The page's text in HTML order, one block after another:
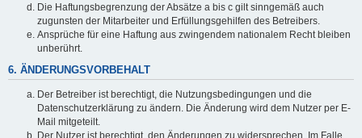
Die Haftungsbegrenzung der Absätze a bis c gilt sinngemäß auch
zugunsten der Mitarbeiter und Erfüllungsgehilfen des Betreibers.
Ansprüche für eine Haftung aus zwingendem nationalem Recht bleiben
unberührt.
6. ÄNDERUNGSVORBEHALT
Der Betreiber ist berechtigt, die Nutzungsbedingungen und die
Datenschutzerklärung zu ändern. Die Änderung wird dem Nutzer per E-
Mail mitgeteilt.
Der Nutzer ist berechtigt, den Änderungen zu widersprechen. Im Falle